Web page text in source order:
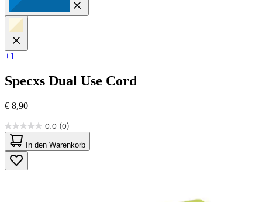
+1
Specxs Dual Use Cord
€ 8,90
0.0 (0)
0.0
von
5
Sternen.
In den Warenkorb